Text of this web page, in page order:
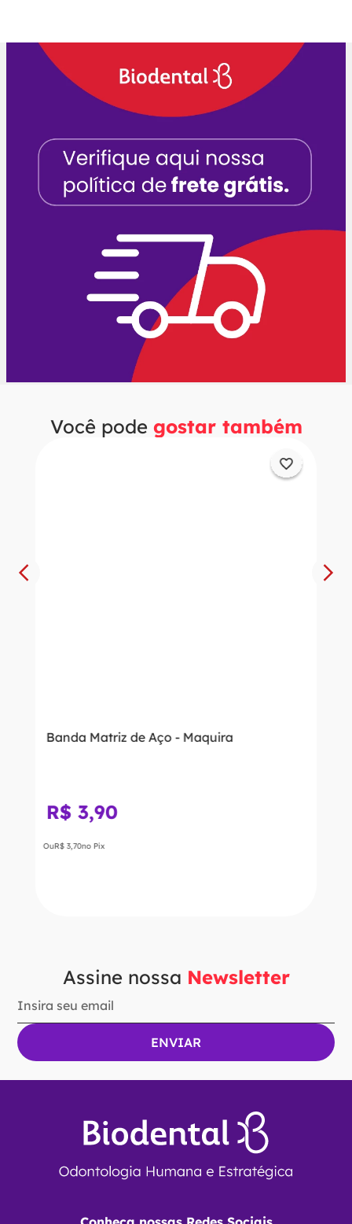
Você pode gostar também
Banda Matriz de Aço - Maquira
R$ 3,90
OuR$ 3,70no Pix
Assine nossa Newsletter